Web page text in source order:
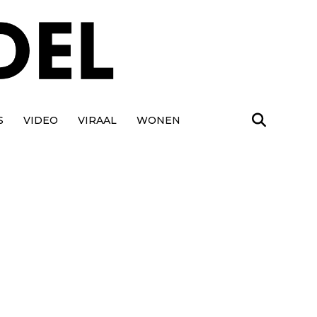
VIDEO VIRAAL WONEN